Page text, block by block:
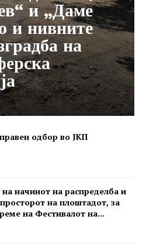
и „Даме
и нивните
на
одбор во ЈКП
начинот на распределба и
на плоштадот, за
на Фестивалот на...